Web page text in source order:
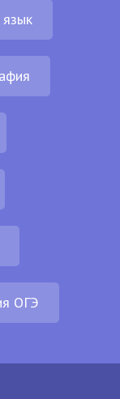
язык
ОГЭ